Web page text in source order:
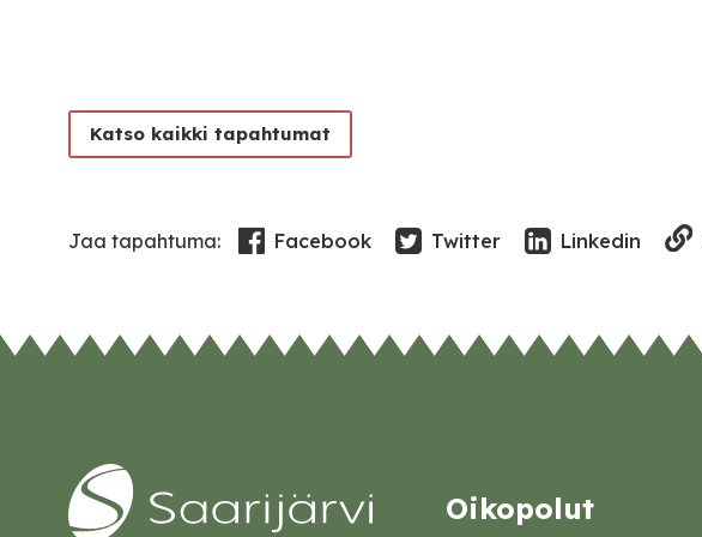
Katso kaikki tapahtumat
Jaa tapahtuma: Facebook Twitter Linkedin
Oikopolut